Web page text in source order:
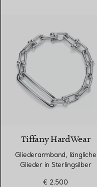
Tiffany HardWear
Gliederarmband, längliche
Glieder in Sterlingsilber
€ 2.500